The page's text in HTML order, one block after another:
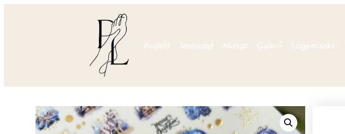
Avaleht Teenused Minust Galerii Lugemiseks